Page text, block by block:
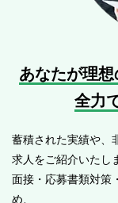
あなたが理想
全力
蓄積された実績や、
求人をご紹介いたし
面接・応募書類対策
め、